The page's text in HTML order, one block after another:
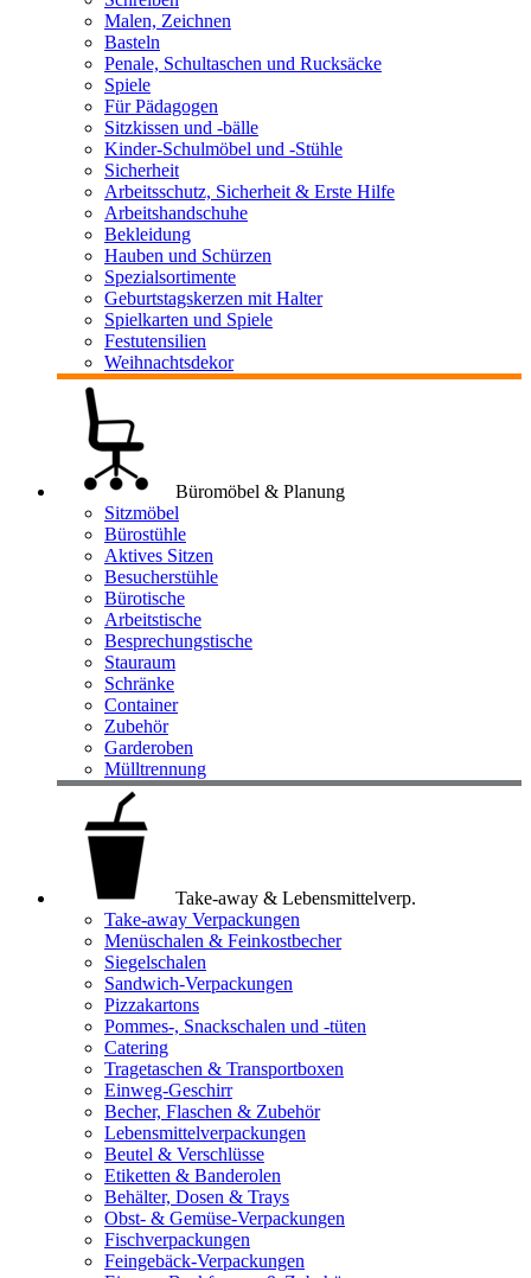
Malen, Zeichnen
Basteln
Penale, Schultaschen und Rucksäcke
Spiele
Für Pädagogen
Sitzkissen und -bälle
Kinder-Schulmöbel und -Stühle
Sicherheit
Arbeitsschutz, Sicherheit & Erste Hilfe
Arbeitshandschuhe
Bekleidung
Hauben und Schürzen
Spezialsortimente
Geburtstagskerzen mit Halter
Spielkarten und Spiele
Festutensilien
Weihnachtsdekor
Büromöbel & Planung
Sitzmöbel
Bürostühle
Aktives Sitzen
Besucherstühle
Bürotische
Arbeitstische
Besprechungstische
Stauraum
Schränke
Container
Zubehör
Garderoben
Mülltrennung
Take-away & Lebensmittelverp.
Take-away Verpackungen
Menüschalen & Feinkostbecher
Siegelschalen
Sandwich-Verpackungen
Pizzakartons
Pommes-, Snackschalen und -tüten
Catering
Tragetaschen & Transportboxen
Einweg-Geschirr
Becher, Flaschen & Zubehör
Lebensmittelverpackungen
Beutel & Verschlüsse
Etiketten & Banderolen
Behälter, Dosen & Trays
Obst- & Gemüse-Verpackungen
Fischverpackungen
Feingebäck-Verpackungen